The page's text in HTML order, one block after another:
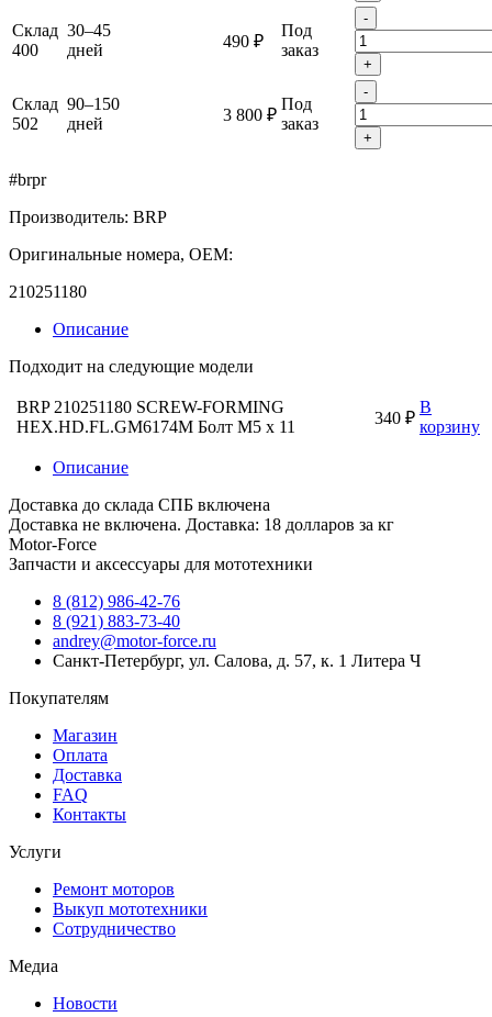
Склад
400
30–45
дней
490 ₽
Под
заказ
-
+
Склад
502
90–150
дней
3 800 ₽
Под
заказ
-
+
#brpr
Производитель: BRP
Оригинальные номера, OEM:
210251180
Описание
Подходит на следующие модели
BRP 210251180 SCREW-FORMING
HEX.HD.FL.GM6174M Болт M5 x 11
340 ₽
В
корзину
Описание
Доставка до склада СПБ включена
Доставка не включена. Доставка: 18 долларов за кг
Motor-Force
Запчасти и аксессуары для мототехники
8 (812) 986-42-76
8 (921) 883-73-40
andrey@motor-force.ru
Санкт-Петербург, ул. Салова, д. 57, к. 1 Литера Ч
Покупателям
Магазин
Оплата
Доставка
FAQ
Контакты
Услуги
Ремонт моторов
Выкуп мототехники
Сотрудничество
Медиа
Новости